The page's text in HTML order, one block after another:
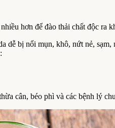
hơn để đào thải chất độc ra
dễ bị nổi mụn, khô, nứt nẻ,
cân, béo phì và các bệnh lý